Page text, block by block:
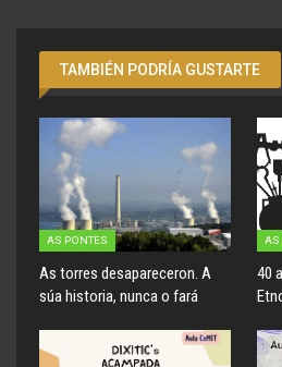
TAMBIÉN PODRÍA GUSTARTE
AS PONTES
As torres desapareceron. A
súa historia, nunca o fará
AS
40